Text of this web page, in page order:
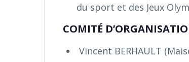
du sport et des Jeux
COMITÉ
Vincent BERHAULT